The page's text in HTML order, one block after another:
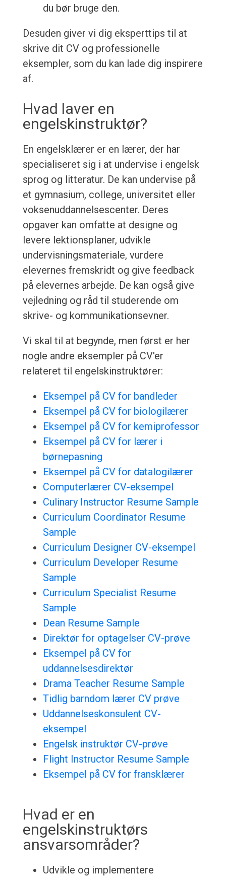
du bør bruge den.
Desuden giver vi dig eksperttips til at
skrive dit CV og professionelle
eksempler, som du kan lade dig inspirere
af.
Hvad laver en
engelskinstruktør?
En engelsklærer er en lærer, der har
specialiseret sig i at undervise i engelsk
sprog og litteratur. De kan undervise på
et gymnasium, college, universitet eller
voksenuddannelsescenter. Deres
opgaver kan omfatte at designe og
levere lektionsplaner, udvikle
undervisningsmateriale, vurdere
elevernes fremskridt og give feedback
på elevernes arbejde. De kan også give
vejledning og råd til studerende om
skrive- og kommunikationsevner.
Vi skal til at begynde, men først er her
nogle andre eksempler på CV'er
relateret til engelskinstruktører:
Eksempel på CV for bandleder
Eksempel på CV for biologilærer
Eksempel på CV for kemiprofessor
Eksempel på CV for lærer i
børnepasning
Eksempel på CV for datalogilærer
Computerlærer CV-eksempel
Culinary Instructor Resume Sample
Curriculum Coordinator Resume
Sample
Curriculum Designer CV-eksempel
Curriculum Developer Resume
Sample
Curriculum Specialist Resume
Sample
Dean Resume Sample
Direktør for optagelser CV-prøve
Eksempel på CV for
uddannelsesdirektør
Drama Teacher Resume Sample
Tidlig barndom lærer CV prøve
Uddannelseskonsulent CV-
eksempel
Engelsk instruktør CV-prøve
Flight Instructor Resume Sample
Eksempel på CV for fransklærer
Hvad er en
engelskinstruktørs
ansvarsområder?
Udvikle og implementere